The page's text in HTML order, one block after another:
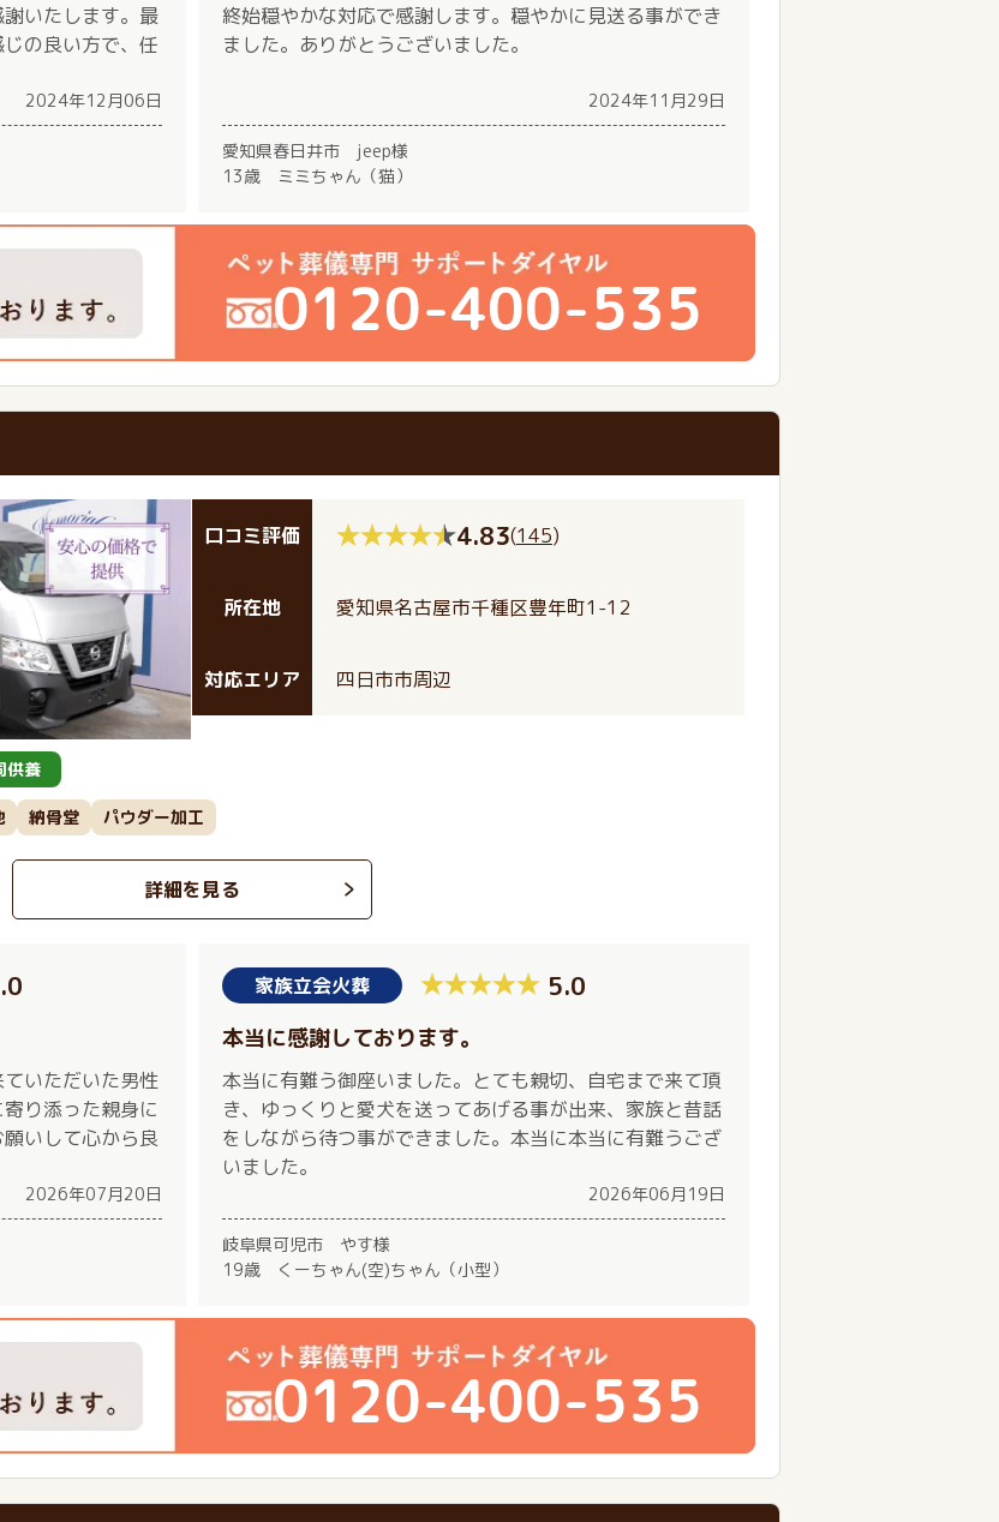
いたします。最
の良い方で、任
2024年12月06日
終始穏やかな対応で感謝します。穏やかに見送る事ができ
ました。ありがとうございました。
2024年11月29日
愛知県春日井市 jeep様
13歳 ミミちゃん（猫）
0120-400-535
口コミ評価 4.83(145)
所在地 愛知県名古屋市千種区豊年町1-12
対応エリア 四日市市周辺
供養
納骨堂 パウダー加工
詳細を見る
いただいた男性
り添った親身に
いして心から良
2026年07月20日
家族立会火葬 5.0
本当に感謝しております。
本当に有難う御座いました。とても親切、自宅まで来て頂
き、ゆっくりと愛犬を送ってあげる事が出来、家族と昔話
をしながら待つ事ができました。本当に本当に有難うござ
いました。
2026年06月19日
岐阜県可児市 やす様
19歳 くーちゃん(空)ちゃん（小型）
0120-400-535